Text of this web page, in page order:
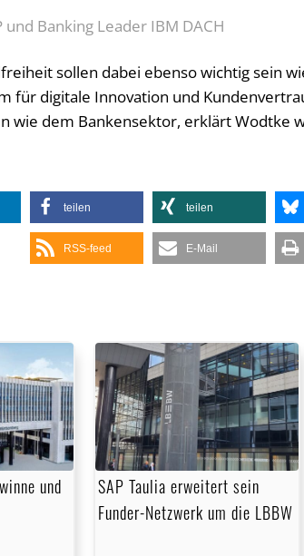
Banking Leader IBM DACH
sollen dabei ebenso wichtig sein
für digitale Innovation und
wie dem Bankensektor, erklärt Wodtke
teilen teilen
RSS-feed E-Mail
und
SAP Taulia erweitert sein
Funder-Netzwerk um die LBBW